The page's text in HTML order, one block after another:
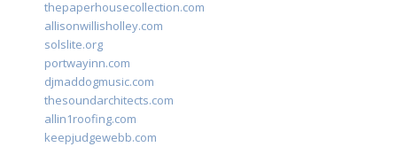
thepaperhousecollection.com
allisonwillisholley.com
solslite.org
portwayinn.com
djmaddogmusic.com
thesoundarchitects.com
allin1roofing.com
keepjudgewebb.com